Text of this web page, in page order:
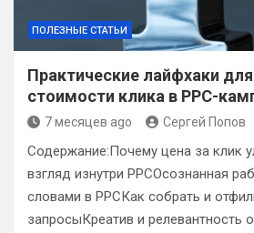
ПОЛЕЗНЫЕ СТАТЬИ
Практические лайфхаки
стоимости клика в PPC-
7 месяцев ago Сергей Попов
Содержание:Почему цена за клик
взгляд изнутри PPCОсознанная
словами в PPCКак собрать и
запросыКреатив и релевантность